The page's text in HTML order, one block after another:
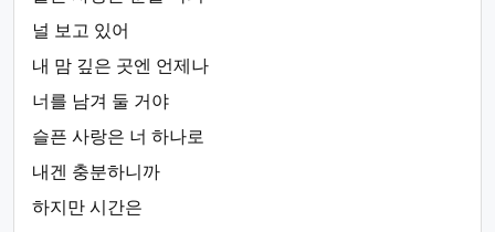
널 보고 있어
내 맘 깊은 곳엔 언제나
너를 남겨 둘 거야
슬픈 사랑은 너 하나로
내겐 충분하니까
하지만 시간은